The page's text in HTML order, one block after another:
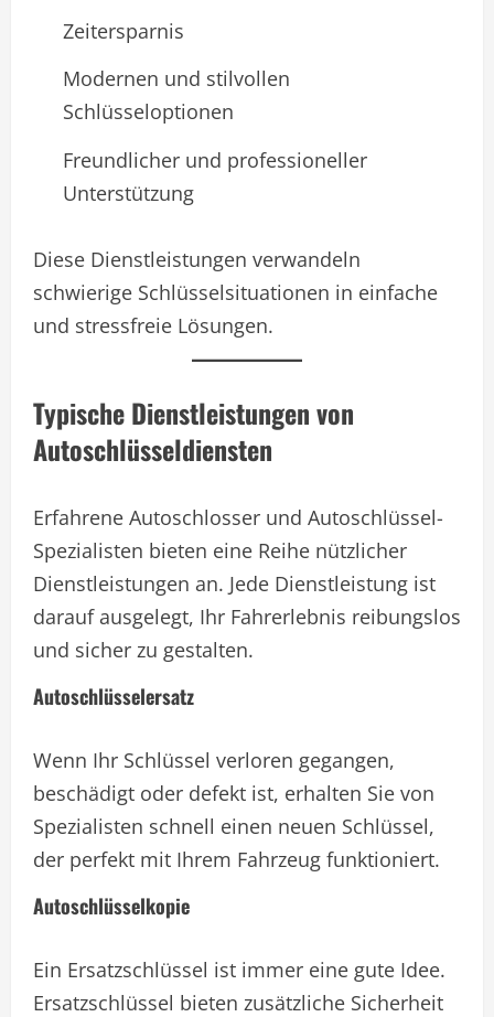
Zeitersparnis
Modernen und stilvollen
Schlüsseloptionen
Freundlicher und professioneller
Unterstützung
Diese Dienstleistungen verwandeln
schwierige Schlüsselsituationen in einfache
und stressfreie Lösungen.
Typische Dienstleistungen von
Autoschlüsseldiensten
Erfahrene Autoschlosser und Autoschlüssel-
Spezialisten bieten eine Reihe nützlicher
Dienstleistungen an. Jede Dienstleistung ist
darauf ausgelegt, Ihr Fahrerlebnis reibungslos
und sicher zu gestalten.
Autoschlüsselersatz
Wenn Ihr Schlüssel verloren gegangen,
beschädigt oder defekt ist, erhalten Sie von
Spezialisten schnell einen neuen Schlüssel,
der perfekt mit Ihrem Fahrzeug funktioniert.
Autoschlüsselkopie
Ein Ersatzschlüssel ist immer eine gute Idee.
Ersatzschlüssel bieten zusätzliche Sicherheit